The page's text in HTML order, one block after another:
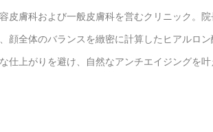
皮膚科および一般皮膚科を営むクリニック。
顔全体のバランスを緻密に計算したヒアルロ
仕上がりを避け、自然なアンチエイジングを